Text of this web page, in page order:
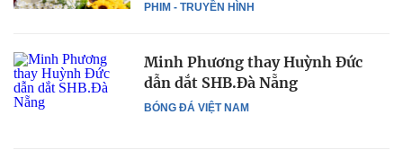
PHIM - TRUYỀN HÌNH
BÓNG ĐÁ VIỆT NAM
Minh Phương thay Huỳnh Đức
dẫn dắt SHB.Đà Nẵng